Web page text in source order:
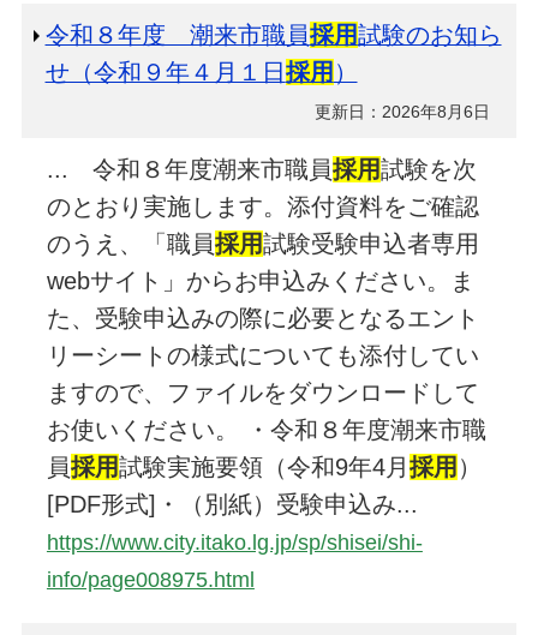
令和８年度 潮来市職員採用試験のお知ら
せ（令和９年４月１日 採用 ）
更新日：2026年8月6日
... 令和８年度潮来市職員採用試験を次
のとおり実施します。添付資料をご確認
のうえ、「職員採用試験受験申込者専用
webサイト」からお申込みください。ま
た、受験申込みの際に必要となるエント
リーシートの様式についても添付してい
ますので、ファイルをダウンロードして
お使いください。 ・令和８年度潮来市職
員採用試験実施要領（令和9年4月 採用 ）
[PDF形式]・（別紙）受験申込み...
https://www.city.itako.lg.jp/sp/shisei/shi-
info/page008975.html